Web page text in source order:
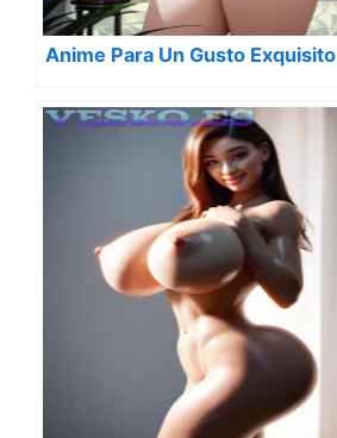
Anime Para Un Gusto Exquisito